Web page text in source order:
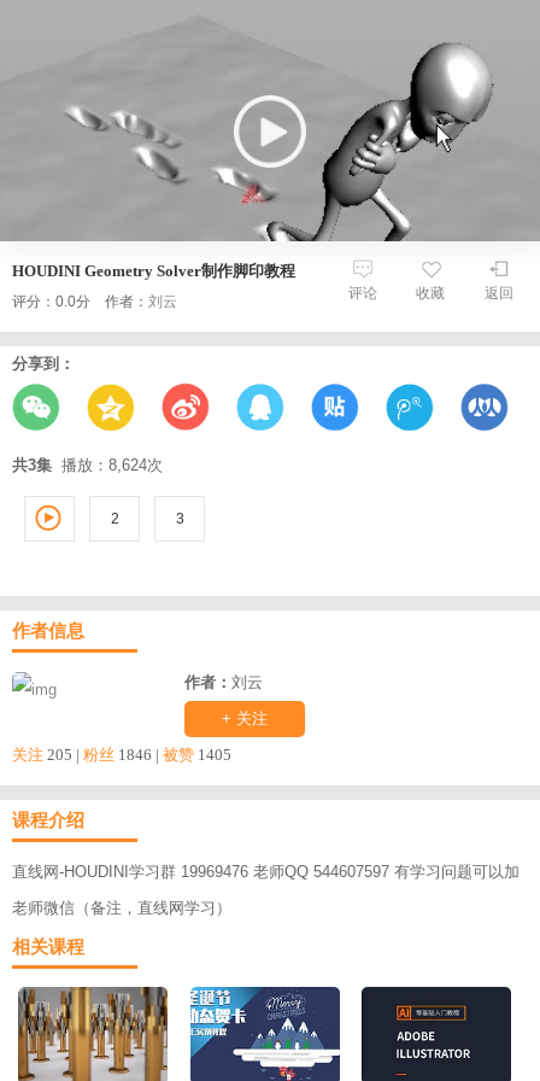
HOUDINI Geometry Solver制作脚印教程
评分：0.0分 作者： 刘云 返回
收藏
评论
分享到：
共3集 播放：8,624次
1
2 3
作者信息
作者：刘云
+ 关注
关注 205 | 粉丝 1846 | 被赞 1405
课程介绍
直线网-HOUDINI学习群 19969476 老师QQ 544607597 有学习问题可以加
老师微信（备注，直线网学习）
相关课程